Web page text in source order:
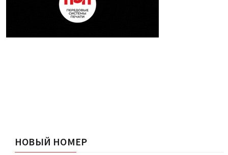
НОВЫЙ НОМЕР